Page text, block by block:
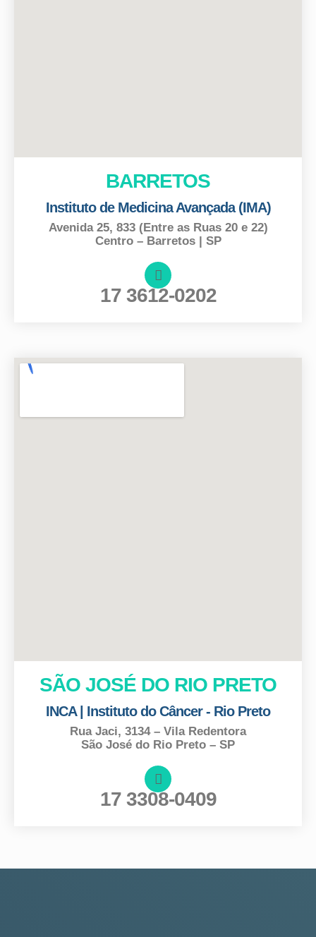
BARRETOS
Instituto de Medicina Avançada (IMA)
Avenida 25, 833 (Entre as Ruas 20 e 22)
Centro – Barretos | SP
17 3612-0202
SÃO JOSÉ DO RIO PRETO
INCA | Instituto do Câncer - Rio Preto
Rua Jaci, 3134 – Vila Redentora
São José do Rio Preto – SP
17 3308-0409